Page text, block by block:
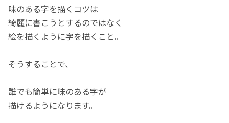
味のある字を描くコツは
綺麗に書こうとするのではなく
絵を描くように字を描くこと。
そうすることで、
誰でも簡単に味のある字が
描けるようになります。